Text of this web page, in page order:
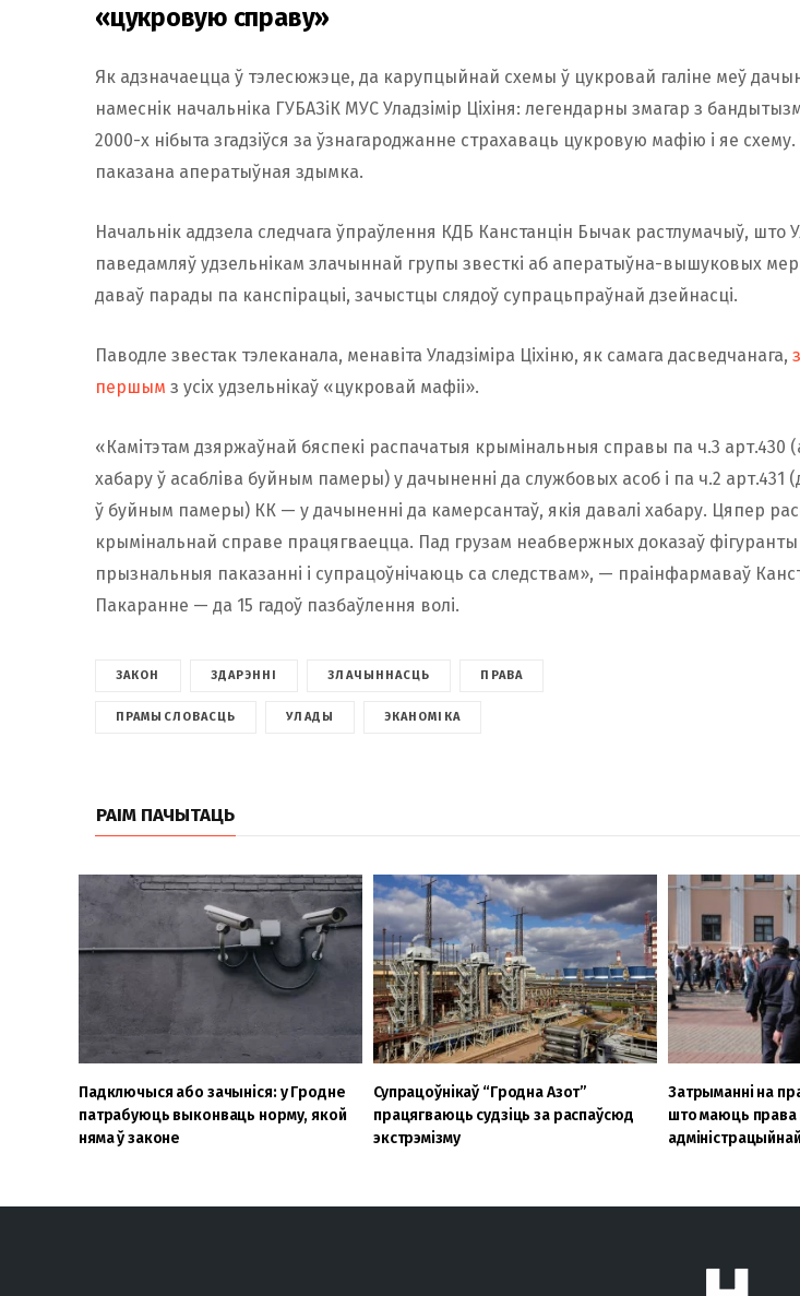
«цукровую справу»
Як адзначаецца ў тэлесюжэце, да карупцыйнай схемы ў цукровай галіне меў
намеснік начальніка ГУБАЗіК МУС Уладзімір Ціхіня: легендарны змагар з
2000-х нібыта згадзіўся за ўзнагароджанне страхаваць цукровую мафію і яе
паказана аператыўная здымка.
Начальнік аддзела следчага ўпраўлення КДБ Канстанцін Бычак растлумачыў, што
паведамляў удзельнікам злачыннай групы звесткі аб аператыўна-вышуковых
даваў парады па канспірацыі, зачыстцы слядоў супрацьпраўнай дзейнасці.
Паводле звестак тэлеканала, менавіта Уладзіміра Ціхіню, як самага дасведчанага,
першым з усіх удзельнікаў «цукровай мафіі».
«Камітэтам дзяржаўнай бяспекі распачатыя крымінальныя справы па ч.3 арт.430
хабару ў асабліва буйным памеры) у дачыненні да службовых асоб і па ч.2 арт.431
ў буйным памеры) КК — у дачыненні да камерсантаў, якія давалі хабару. Цяпер
крымінальнай справе працягваецца. Пад грузам неабвержных доказаў
прызнальныя паказанні і супрацоўнічаюць са следствам», — праінфармаваў
Пакаранне — да 15 гадоў пазбаўлення волі.
ЗАКОН ЗДАРЭННІ ЗЛАЧЫННАСЦЬ ПРАВА
ПРАМЫСЛОВАСЦЬ УЛАДЫ ЭКАНОМІКА
РАІМ ПАЧЫТАЦЬ
Падключыся або зачыніся: у Гродне
патрабуюць выконваць норму, якой
няма ў законе
Супрацоўнікаў “Гродна Азот”
працягваюць судзіць за распаўсюд
экстрэмізму
Затрыманні на
што маюць права